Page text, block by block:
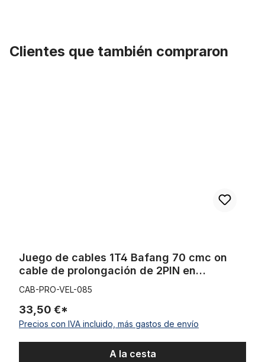
Clientes que también compraron
Juego de cables 1T4 Bafang 70 cmc on
cable de prolongación de 2PIN en
manguera de protección de cables
CAB-PRO-VEL-085
33,50 €*
Precios con IVA incluido, más gastos de envío
A la cesta